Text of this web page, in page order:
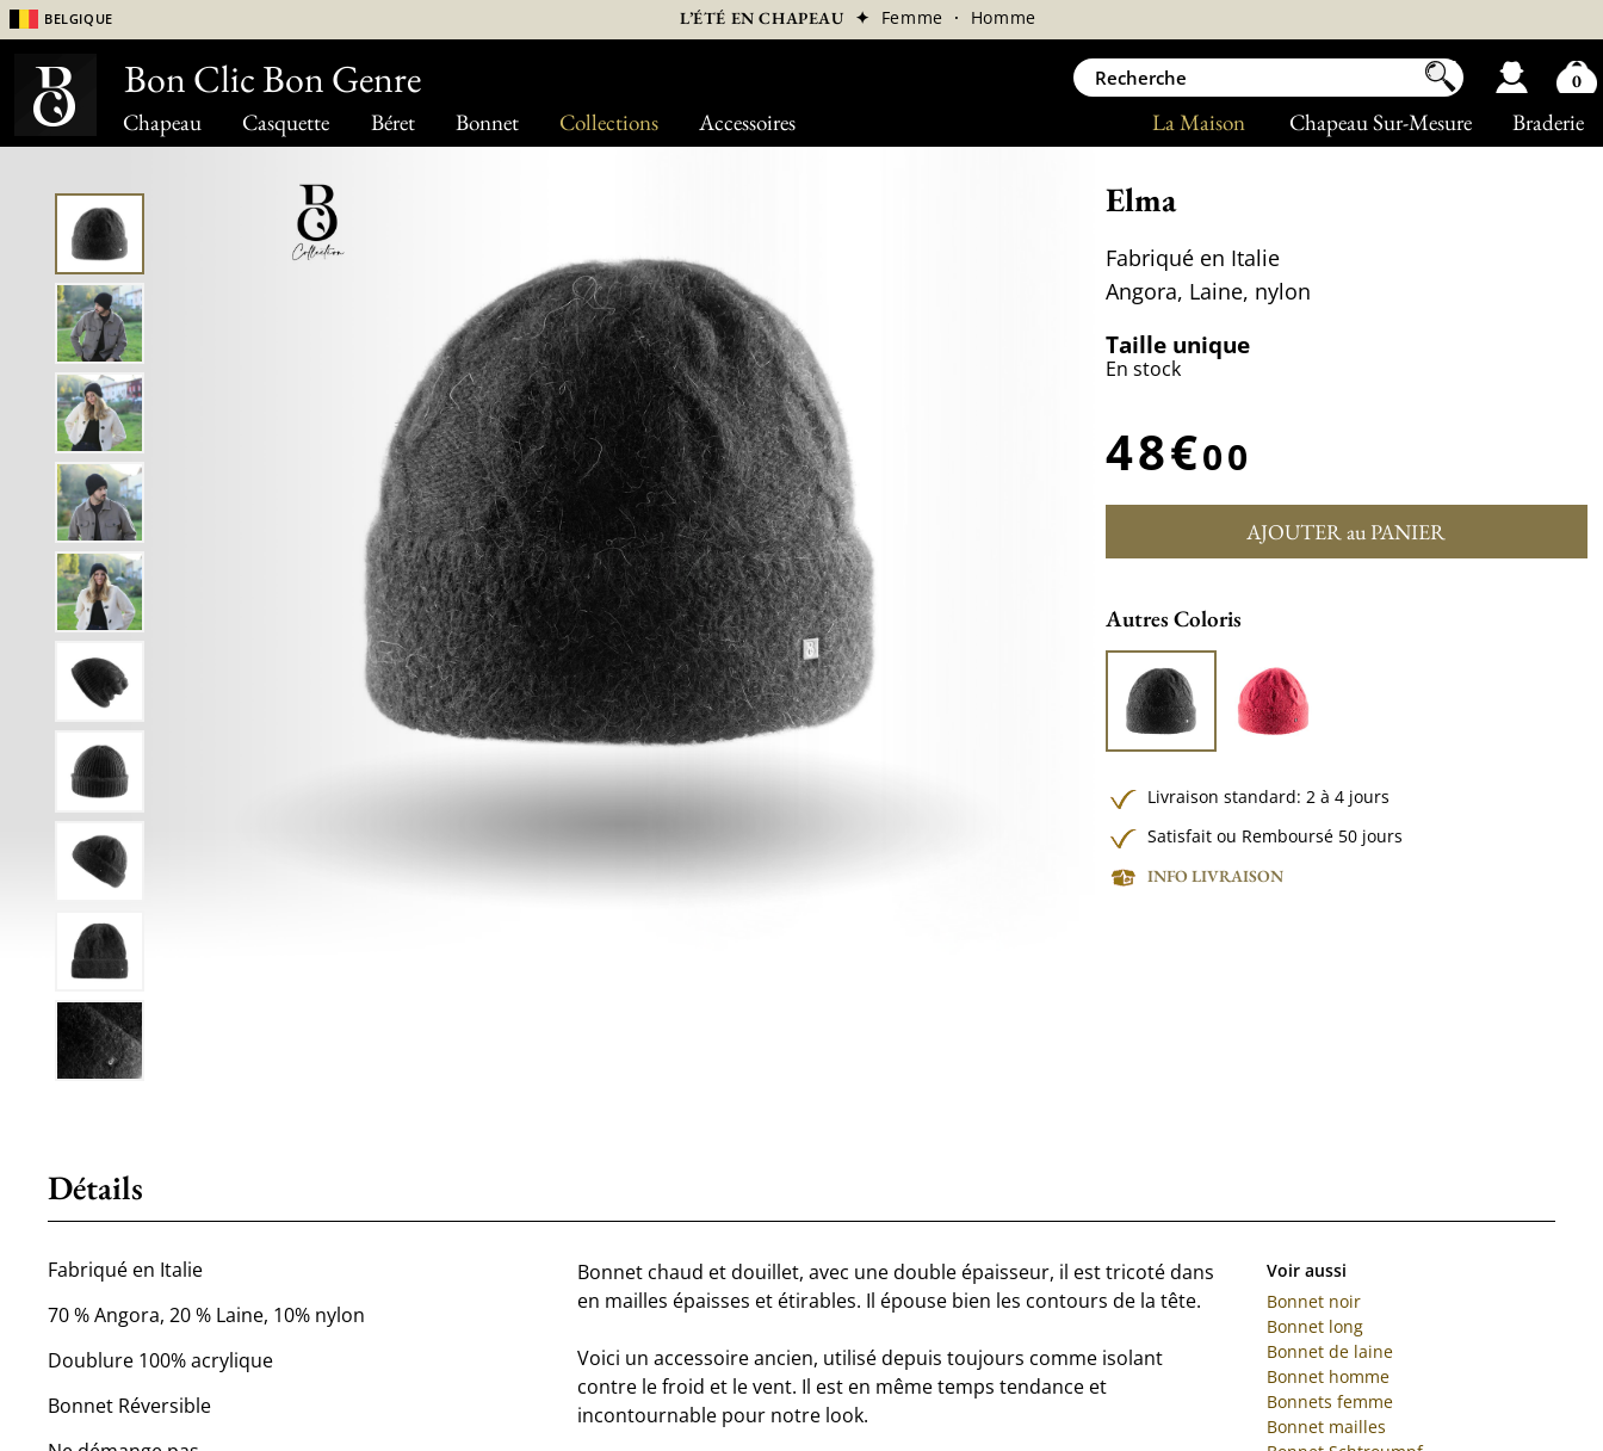
Chapeau Casquette Béret Bonnet Collections Accessoires Braderie
Chapeau Sur-Mesure
La Maison
Belgique L’ÉTÉ EN CHAPEAU ✦ Femme · Homme
Elma
Fabriqué en Italie
Angora, Laine, nylon
Taille unique
En stock
48€00
AJOUTER au PANIER
Autres Coloris
Livraison standard: 2 à 4 jours
Satisfait ou Remboursé 50 jours
INFO LIVRAISON
Détails
Fabriqué en Italie
70 % Angora, 20 % Laine, 10% nylon
Doublure 100% acrylique
Bonnet Réversible
Bonnet chaud et douillet, avec une double épaisseur, il est tricoté dans
en mailles épaisses et étirables. Il épouse bien les contours de la tête.
Voici un accessoire ancien, utilisé depuis toujours comme isolant
contre le froid et le vent. Il est en même temps tendance et
incontournable pour notre look.
Voir aussi
Bonnet noir
Bonnet long
Bonnet de laine
Bonnet homme
Bonnets femme
Bonnet mailles
Bon Clic Bon Genre 0